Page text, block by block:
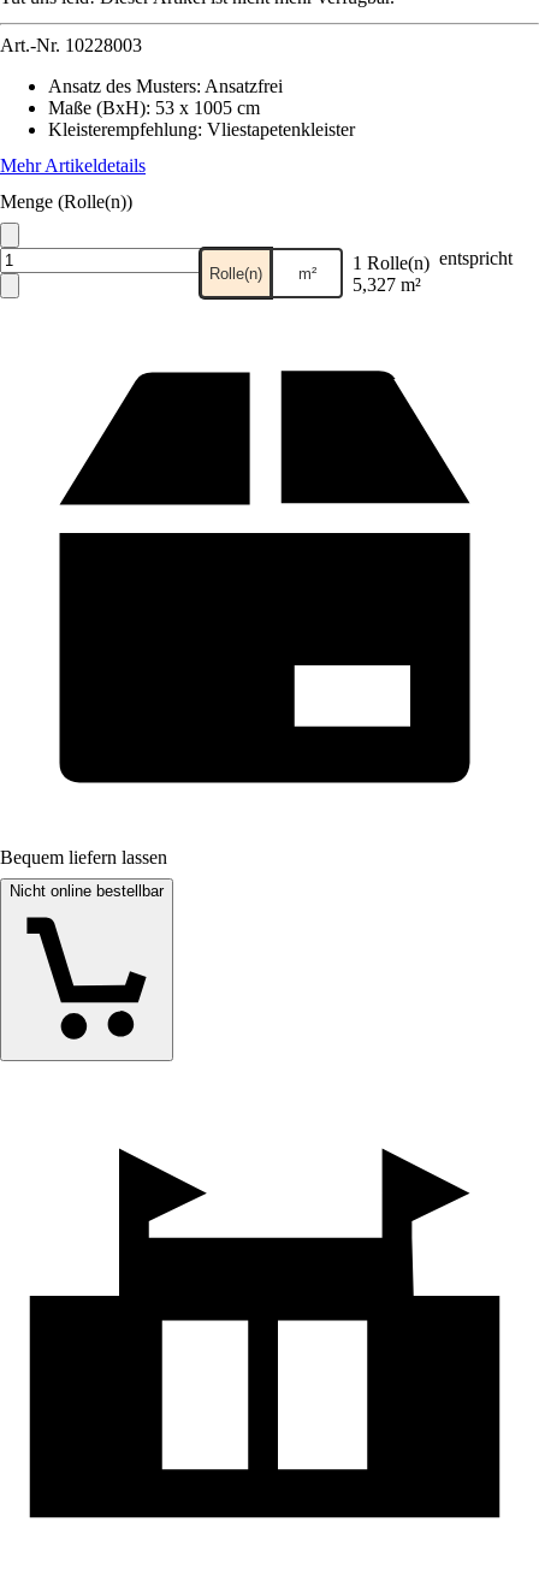
Art.-Nr. 10228003
Ansatz des Musters: Ansatzfrei
Maße (BxH): 53 x 1005 cm
Kleisterempfehlung: Vliestapetenkleister
Mehr Artikeldetails
Menge (Rolle(n))
Rolle(n) m² 1 Rolle(n) entspricht
5,327 m²
Bequem liefern lassen
Nicht online bestellbar